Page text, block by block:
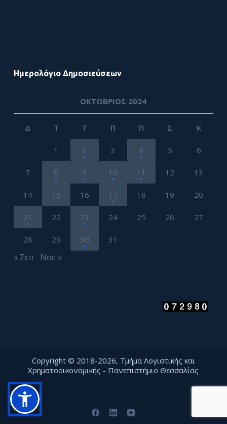
Ημερολόγιο Δημοσιεύσεων
ΟΚΤΏΒΡΙΟΣ 2024
Δ Τ Τ Π Π Σ Κ
1 2 3 4 5 6
7 8 9 10 11 12 13
14 15 16 17 18 19 20
21 22 23 24 25 26 27
28 29 30 31
« Σεπ Νοέ »
Copyright © 2018-2026, Τμήμα Λογιστικής και
Χρηματοοικονομικής - Πανεπιστήμιο Θεσσαλίας